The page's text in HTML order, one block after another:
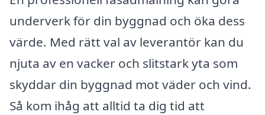
underverk för din byggnad och öka dess
värde. Med rätt val av leverantör kan du
njuta av en vacker och slitstark yta som
skyddar din byggnad mot väder och vind.
Så kom ihåg att alltid ta dig tid att